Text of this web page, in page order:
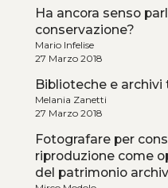
Ha ancora senso
conservazione?
Mario Infelise
27 Marzo 2018
Biblioteche e
Melania Zanetti
27 Marzo 2018
Fotografare per
riproduzione come
del patrimonio